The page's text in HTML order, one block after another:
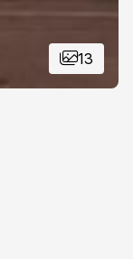
13